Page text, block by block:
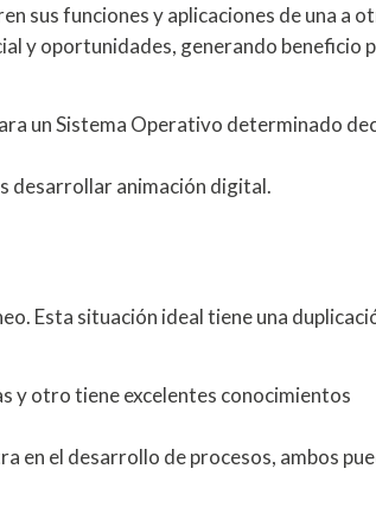
sus funciones y aplicaciones de una a
y oportunidades, generando beneficio
un Sistema Operativo determinado
desarrollar animación digital.
Esta situación ideal tiene una
y otro tiene excelentes conocimientos
en el desarrollo de procesos, ambos